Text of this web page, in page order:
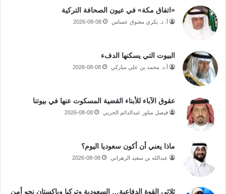
«اتفاق مكة» في عيون الصحافة التركية
أ. د. بكري معتوق عساس 2026-08-08
البيوت التي يسكنها الدفء
أ.د. محمد بن علي مباركي 2026-08-08
عقوق الآباء للأبناء القضية المسكوت عنها في بيوتنا
فيصل مناور عبدالدائم الحربي 2026-08-08
ماذا يعني أن أكون سعوديا اليوم؟
عبدالله بن سعيد الزهراني 2026-08-08
ثلاثي القوة الدفاعية… السعودية وتركيا وباكستان نحو أمنٍ